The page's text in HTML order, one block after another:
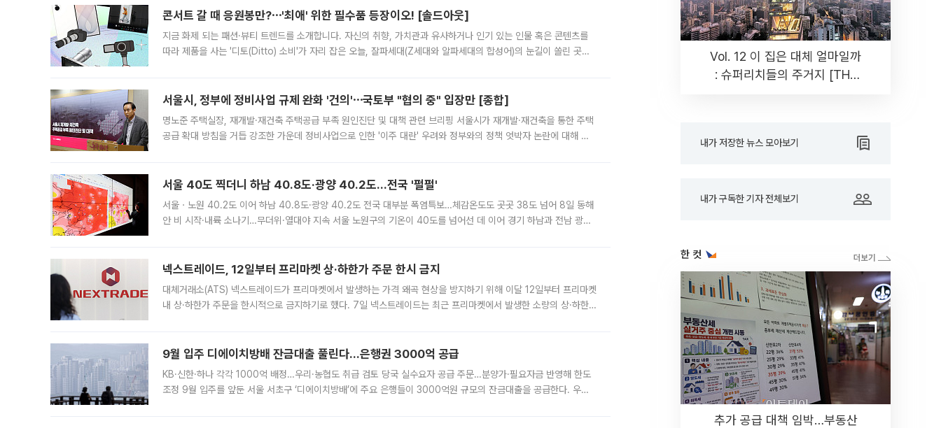
콘서트 갈 때 응원봉만?⋯'최애' 위한 필수품 등장이오! [솔드아웃]
지금 화제 되는 패션·뷰티 트렌드를 소개합니다. 자신의 취향, 가치관과 유사하거나 인기 있는 인물 혹은 콘텐츠를
따라 제품을 사는 '디토(Ditto) 소비'가 자리 잡은 오늘, 잘파세대(Z세대와 알파세대의 합성어)의 눈길이 쏠린 곳은
서울시, 정부에 정비사업 규제 완화 '건의'⋯국토부 "협의 중" 입장만 [종합]
명노준 주택실장, 재개발·재건축 주택공급 부족 원인진단 및 대책 관련 브리핑 서울시가 재개발·재건축을 통한 주택
공급 확대 방침을 거듭 강조한 가운데 정비사업으로 인한 '이주 대란' 우려와 정부와의 정책 엇박자 논란에 대해 정
서울 40도 찍더니 하남 40.8도·광양 40.2도…전국 '펄펄'
서울ㆍ노원 40.2도 이어 하남 40.8도·광양 40.2도 전국 대부분 폭염특보…체감온도도 곳곳 38도 넘어 8일 동해
안 비 시작·내륙 소나기…무더위·열대야 지속 서울 노원구의 기온이 40도를 넘어선 데 이어 경기 하남과 전남 광양
넥스트레이드, 12일부터 프리마켓 상·하한가 주문 한시 금지
대체거래소(ATS) 넥스트레이드가 프리마켓에서 발생하는 가격 왜곡 현상을 방지하기 위해 이달 12일부터 프리마켓
내 상·하한가 주문을 한시적으로 금지하기로 했다. 7일 넥스트레이드는 최근 프리마켓에서 발생한 소량의 상·하한
9월 입주 디에이치방배 잔금대출 풀린다…은행권 3000억 공급
KB·신한·하나 각각 1000억 배정…우리·농협도 취급 검토 당국 실수요자 공급 주문…분양가·필요자금 반영해 한도
조정 9월 입주를 앞둔 서울 서초구 ‘디에이치방배’에 주요 은행들이 3000억원 규모의 잔금대출을 공급한다. 우리
Vol. 12 이 집은 대체 얼마일까
: 슈퍼리치들의 주거지 [THE
내가 저장한 뉴스 모아보기
내가 구독한 기자 전체보기
한 컷
추가 공급 대책 임박…부동산